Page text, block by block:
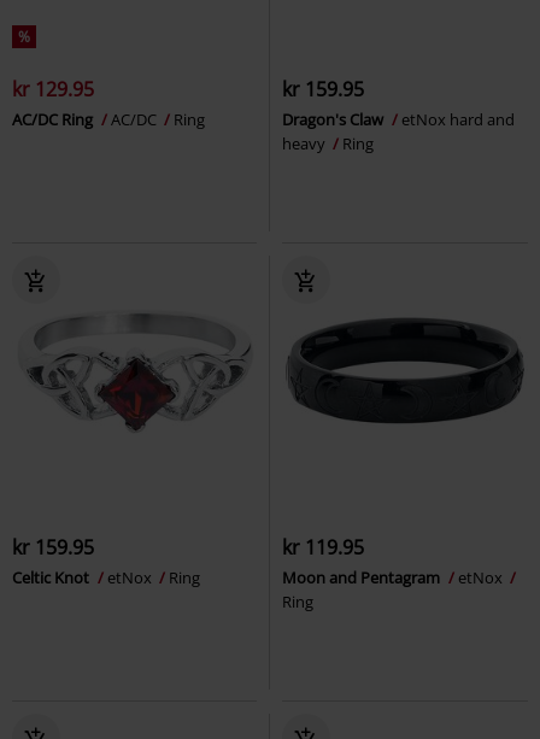
%
kr 129.95
AC/DC Ring AC/DC Ring
kr 159.95
Dragon's Claw
etNox hard and
heavy
Ring
kr 159.95
Celtic Knot etNox Ring
kr 119.95
Moon and Pentagram
etNox
Ring